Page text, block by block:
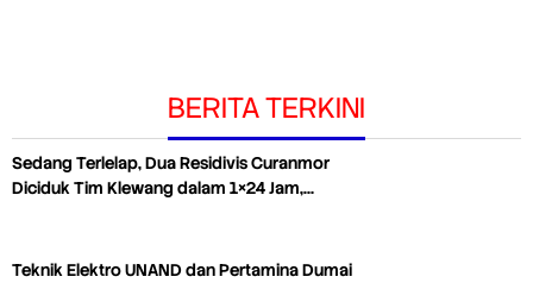
BERITA TERKINI
Sedang Terlelap, Dua Residivis Curanmor
Diciduk Tim Klewang dalam 1×24 Jam,…
Teknik Elektro UNAND dan Pertamina Dumai